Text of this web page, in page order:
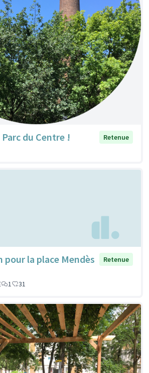
du Centre !
Retenue
pour la place Mendès
Retenue
1 31